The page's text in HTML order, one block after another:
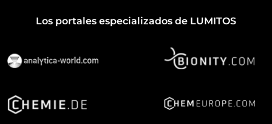
Los portales especializados de LUMITOS